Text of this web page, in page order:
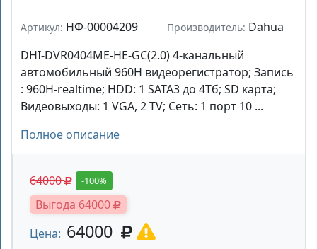
Артикул: НФ-00004209 Производитель: Dahua
DHI-DVR0404ME-HE-GC(2.0) 4-канальный
автомобильный 960H видеорегистратор; Запись
: 960H-realtime; HDD: 1 SATA3 до 4Тб; SD карта;
Видеовыходы: 1 VGA, 2 TV; Сеть: 1 порт 10 ...
Полное описание
64000 -100%
Выгода 64000
Цена: 64000